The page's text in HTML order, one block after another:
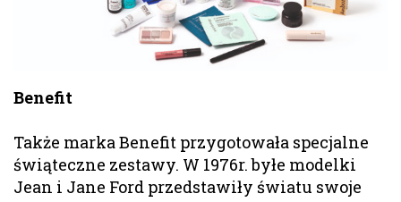
Benefit
Także marka Benefit przygotowała specjalne
świąteczne zestawy. W 1976r. byłe modelki
Jean i Jane Ford przedstawiły światu swoje